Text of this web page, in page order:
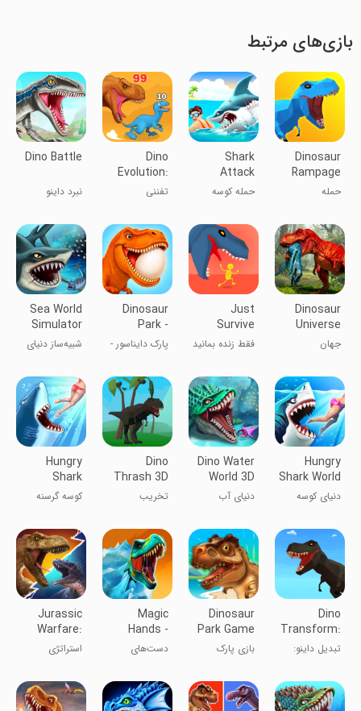
بازی‌های مرتبط
Dinosaur
Rampage
حمله
شهر آدمک‌ها
Shark
Attack
حمله کوسه
Dino
Evolution:
Dinosaur
تفننی
Dino Battle
نبرد داینو
Dinosaur
Universe
جهان
Just
Survive
فقط زنده بمانید
Dinosaur
Park -
Games for
kids
پارک دایناسور -
کودکان
Sea World
Simulator
شبیه‌ساز دنیای
Hungry
Shark World
دنیای کوسه
Dino Water
World 3D
دنیای آب
Dino
Thrash 3D
تخریب
بعدی
Hungry
Shark
Evolution
کوسه گرسنه
Dino
Transform:
Dominion
تبدیل داینو:
Dinosaur
Park Game
بازی پارک
Magic
Hands -
Dinosaur
Rescue
دست‌های
دایناسور
Jurassic
Warfare:
Dino Battle
استراتژی